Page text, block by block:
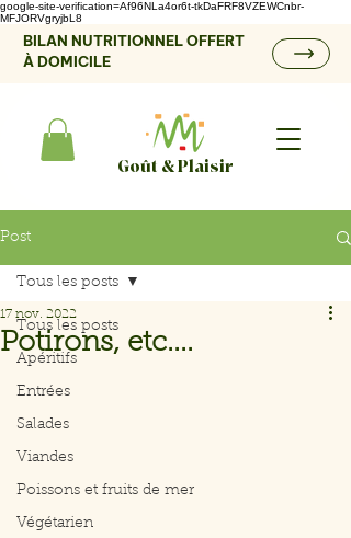
google-site-verification=Af96NLa4or6t-tkDaFRF8VZEWCnbr-
MFJORVgryjbL8
BILAN NUTRITIONNEL OFFERT
À DOMICILE
Goût & Plaisir
Post
Tous les posts
Apéritifs
Entrées
Salades
Viandes
Poissons et fruits de mer
Végétarien
Tous les posts
Potirons, etc....
17 nov. 2022